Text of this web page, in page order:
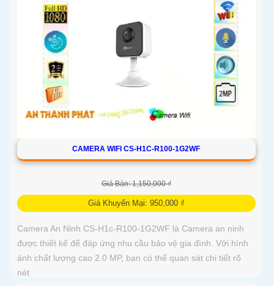
CAMERA WIFI CS-H1C-R100-1G2WF
Giá Bán: 1,150,000 ₫
Giá Khuyến Mại: 950,000 ₫
Camera An Ninh CS-H1c-R100-1G2WF là Camera an ninh
được thiết kế để đáp ứng nhu cầu bảo vệ gia đình. Với hình
ảnh chất lượng cao 2.0 MP, bạn có thể quan sát chi tiết rõ
nét